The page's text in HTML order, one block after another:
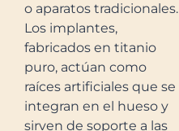
o aparatos tradicionales.
Los implantes,
fabricados en titanio
puro, actúan como
raíces artificiales que se
integran en el hueso y
sirven de soporte a las